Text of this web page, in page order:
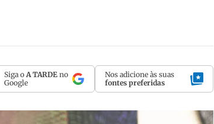
Siga o A TARDE no
Google
Nos adicione às suas
fontes preferidas